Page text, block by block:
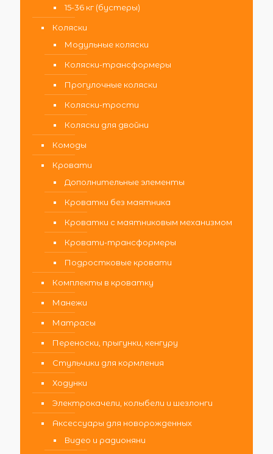
15-36 кг (бустеры)
Коляски
Модульные коляски
Коляски-трансформеры
Прогулочные коляски
Коляски-трости
Коляски для двойни
Комоды
Кровати
Дополнительные элементы
Кроватки без маятника
Кроватки с маятниковым механизмом
Кровати-трансформеры
Подростковые кровати
Комплекты в кроватку
Манежи
Матрасы
Переноски, прыгунки, кенгуру
Стульчики для кормления
Ходунки
Электрокачели, колыбели и шезлонги
Аксессуары для новорожденных
Видео и радионяни